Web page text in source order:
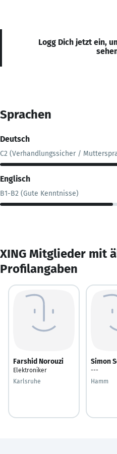
Logg Dich jetzt ein,
Sprachen
Deutsch
C2 (Verhandlungssicher /
Englisch
B1-B2 (Gute Kenntnisse)
XING Mitglieder mit
Profilangaben
Farshid Norouzi
Elektroniker
Karlsruhe
Simon
---
Hamm